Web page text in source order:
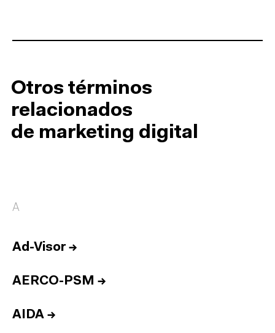
Otros términos
relacionados
de marketing digital
A
Ad-Visor→
AERCO-PSM →
AIDA →